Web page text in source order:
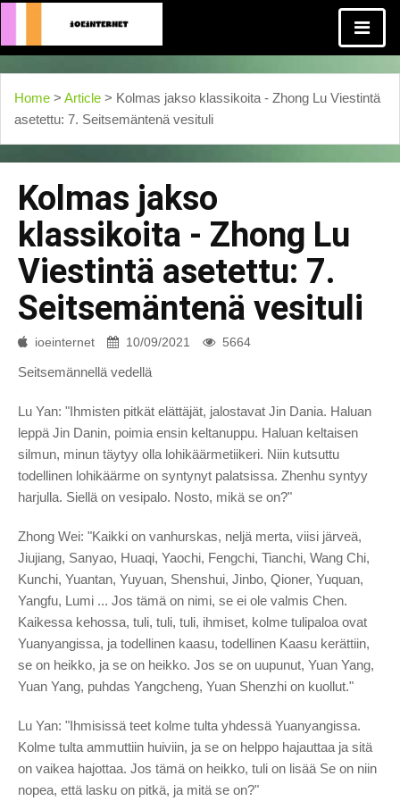
Home > Article > Kolmas jakso klassikoita - Zhong Lu Viestintä
asetettu: 7. Seitsemäntenä vesituli
Kolmas jakso
klassikoita - Zhong Lu
Viestintä asetettu: 7.
Seitsemäntenä vesituli
ioeinternet 10/09/2021 5664
Seitsemännellä vedellä
Lu Yan: "Ihmisten pitkät elättäjät, jalostavat Jin Dania. Haluan
leppä Jin Danin, poimia ensin keltanuppu. Haluan keltaisen
silmun, minun täytyy olla lohikäärmetiikeri. Niin kutsuttu
todellinen lohikäärme on syntynyt palatsissa. Zhenhu syntyy
harjulla. Siellä on vesipalo. Nosto, mikä se on?"
Zhong Wei: "Kaikki on vanhurskas, neljä merta, viisi järveä,
Jiujiang, Sanyao, Huaqi, Yaochi, Fengchi, Tianchi, Wang Chi,
Kunchi, Yuantan, Yuyuan, Shenshui, Jinbo, Qioner, Yuquan,
Yangfu, Lumi ... Jos tämä on nimi, se ei ole valmis Chen.
Kaikessa kehossa, tuli, tuli, tuli, ihmiset, kolme tulipaloa ovat
Yuanyangissa, ja todellinen kaasu, todellinen Kaasu kerättiin,
se on heikko, ja se on heikko. Jos se on uupunut, Yuan Yang,
Yuan Yang, puhdas Yangcheng, Yuan Shenzhi on kuollut."
Lu Yan: "Ihmisissä teet kolme tulta yhdessä Yuanyangissa.
Kolme tulta ammuttiin huiviin, ja se on helppo hajauttaa ja sitä
on vaikea hajottaa. Jos tämä on heikko, tuli on lisää Se on niin
nopea, että lasku on pitkä, ja mitä se on?"